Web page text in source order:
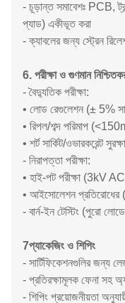
- চূড়ান্ত সমাবেশঃ PCB,
প্যাড) একীভূত করা
- ক্যাবলের জন্য স্ট্রেন
6. পরীক্ষা ও গুণমান
- বৈদ্যুতিক পরীক্ষা:
• লোড রেগুলেশন (± 5%
• রিপল/শব্দ পরিমাপ
• শর্ট সার্কিট/ওভারকরেন্ট সুরক্ষা
- নিরাপত্তা পরীক্ষা:
• হাই-পট পরীক্ষা (3kV
• আইসোলেশন
- বার্ন-ইন টেস্টিং (পুরো
7প্যাকেজিং ও শিপিং
- সার্টিফিকেশনগুলির
- প্রতিরক্ষামূলক ফেনা সহ
- শিপিং প্রয়োজনীয়তা